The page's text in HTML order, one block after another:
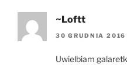
~Loftt
30 GRUDNIA
Uwielbiam